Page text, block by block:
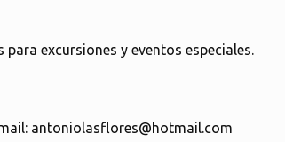
excursiones y eventos especiales.
antoniolasflores@hotmail.com